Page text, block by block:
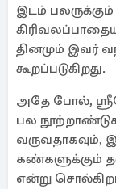
இடம்
தினமும் இவர்
கூறப்படுகிறது.
அதே போல்,
பல
கண்களுக்கும்
என்று